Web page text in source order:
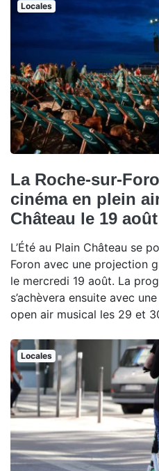
Locales
La Roche-sur-
cinéma en plein
Château le 19 août
L’Été au Plain Château se
Foron avec une projection
le mercredi 19 août. La
s’achèvera ensuite avec
open air musical les 29 et
Locales